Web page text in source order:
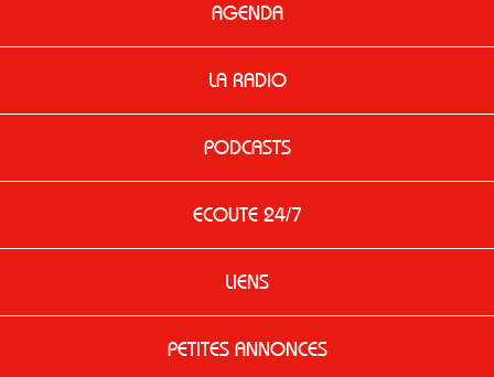
AGENDA
LA RADIO
PODCASTS
ECOUTE 24/7
LIENS
PETITES ANNONCES